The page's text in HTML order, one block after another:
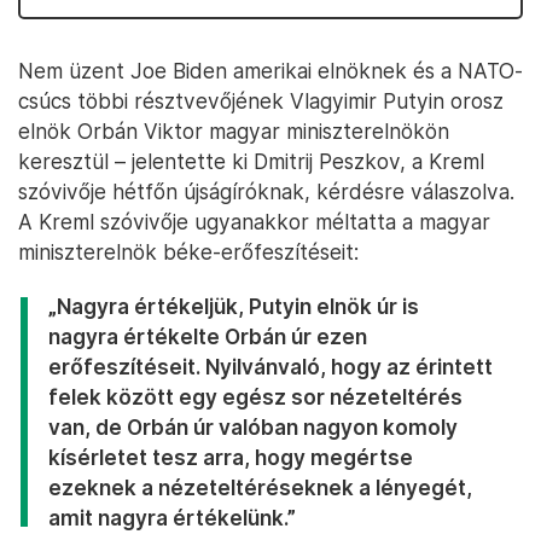
Nem üzent Joe Biden amerikai elnöknek és a NATO-
csúcs többi résztvevőjének Vlagyimir Putyin orosz
elnök Orbán Viktor magyar miniszterelnökön
keresztül – jelentette ki Dmitrij Peszkov, a Kreml
szóvivője hétfőn újságíróknak, kérdésre válaszolva.
A Kreml szóvivője ugyanakkor méltatta a magyar
miniszterelnök béke-erőfeszítéseit:
„Nagyra értékeljük, Putyin elnök úr is
nagyra értékelte Orbán úr ezen
erőfeszítéseit. Nyilvánvaló, hogy az érintett
felek között egy egész sor nézeteltérés
van, de Orbán úr valóban nagyon komoly
kísérletet tesz arra, hogy megértse
ezeknek a nézeteltéréseknek a lényegét,
amit nagyra értékelünk.”